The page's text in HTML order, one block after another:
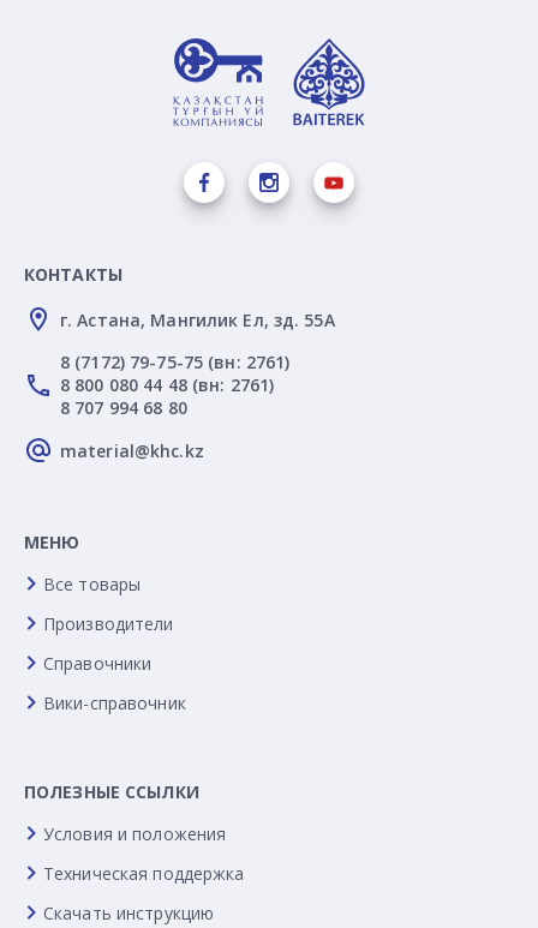
КОНТАКТЫ
г. Астана, Мангилик Ел, зд. 55А
8 (7172) 79-75-75 (вн: 2761)
8 800 080 44 48 (вн: 2761)
8 707 994 68 80
material@khc.kz
МЕНЮ
Все товары
Производители
Справочники
Вики-справочник
ПОЛЕЗНЫЕ ССЫЛКИ
Условия и положения
Техническая поддержка
Скачать инструкцию